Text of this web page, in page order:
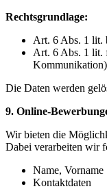
Rechtsgrundlage:
Art. 6 Abs. 1 lit.
Art. 6 Abs. 1 lit.
Kommunikation)
Die Daten werden
9. Online-
Wir bieten die
Dabei verarbeiten wir
Name, Vorname
Kontaktdaten